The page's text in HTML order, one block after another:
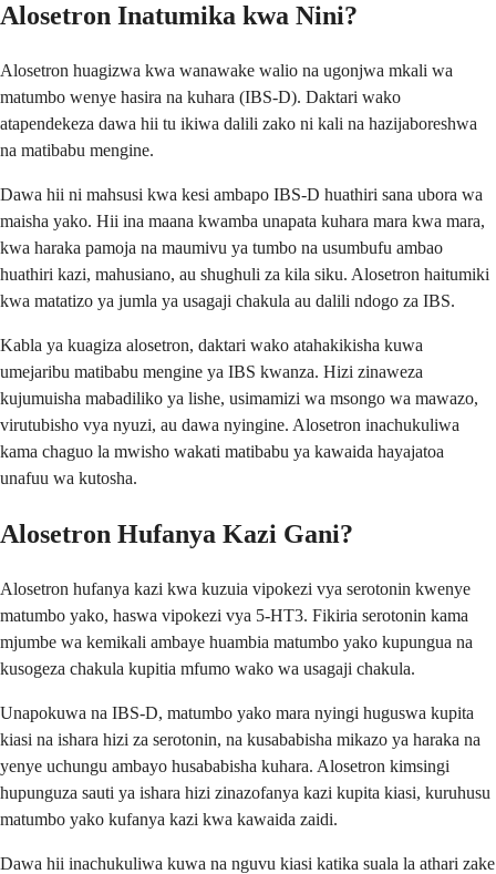
Alosetron Inatumika kwa Nini?
Alosetron huagizwa kwa wanawake walio na ugonjwa mkali wa
matumbo wenye hasira na kuhara (IBS-D). Daktari wako
atapendekeza dawa hii tu ikiwa dalili zako ni kali na hazijaboreshwa
na matibabu mengine.
Dawa hii ni mahsusi kwa kesi ambapo IBS-D huathiri sana ubora wa
maisha yako. Hii ina maana kwamba unapata kuhara mara kwa mara,
kwa haraka pamoja na maumivu ya tumbo na usumbufu ambao
huathiri kazi, mahusiano, au shughuli za kila siku. Alosetron haitumiki
kwa matatizo ya jumla ya usagaji chakula au dalili ndogo za IBS.
Kabla ya kuagiza alosetron, daktari wako atahakikisha kuwa
umejaribu matibabu mengine ya IBS kwanza. Hizi zinaweza
kujumuisha mabadiliko ya lishe, usimamizi wa msongo wa mawazo,
virutubisho vya nyuzi, au dawa nyingine. Alosetron inachukuliwa
kama chaguo la mwisho wakati matibabu ya kawaida hayajatoa
unafuu wa kutosha.
Alosetron Hufanya Kazi Gani?
Alosetron hufanya kazi kwa kuzuia vipokezi vya serotonin kwenye
matumbo yako, haswa vipokezi vya 5-HT3. Fikiria serotonin kama
mjumbe wa kemikali ambaye huambia matumbo yako kupungua na
kusogeza chakula kupitia mfumo wako wa usagaji chakula.
Unapokuwa na IBS-D, matumbo yako mara nyingi huguswa kupita
kiasi na ishara hizi za serotonin, na kusababisha mikazo ya haraka na
yenye uchungu ambayo husababisha kuhara. Alosetron kimsingi
hupunguza sauti ya ishara hizi zinazofanya kazi kupita kiasi, kuruhusu
matumbo yako kufanya kazi kwa kawaida zaidi.
Dawa hii inachukuliwa kuwa na nguvu kiasi katika suala la athari zake